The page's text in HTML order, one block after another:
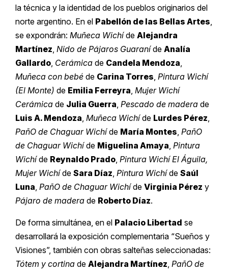
la técnica y la identidad de los pueblos originarios del
norte argentino. En el Pabellón de las Bellas Artes
se expondrán: Muñeca Wichíde Alejandra
Martínez Nido de Pájaros Guaraníde Analía
Gallardo Cerámica de Candela Mendoza
Muñeca con bebé de Carina Torres Pintura Wichí
(El Monte) de Emilia Ferreyra Mujer Wichí
Cerámica de Julia Guerra Pescado de madera de
Luis A. Mendoza Muñeca Wichíde Lurdes Pérez
PañO de Chaguar Wichíde María Montes PañO
de Chaguar Wichíde Miguelina Amaya Pintura
Wichíde Reynaldo Prado Pintura Wichí El Águila,
Mujer Wichíde Sara Díaz Pintura Wichíde Saúl
Luna PañO de Chaguar Wichíde Virginia Pérez y
Pájaro de madera de Roberto Díaz.
De forma simultánea, en el Palacio Libertad se
desarrollará la exposición complementaria “Sueños y
Visiones”, también con obras salteñas seleccionadas:
Tótem y cortina de Alejandra Martínez PañO de